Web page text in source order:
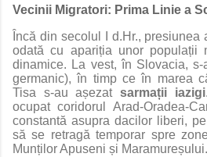
Vecinii Migratori: Prima Linie a
Încă din secolul I d.Hr.,
odată cu apariția unor populații
dinamice. La vest, în Slovacia,
germanic), în timp ce în marea
Tisa s-au așezat sarmații iazigi
ocupat coridorul Arad-Oradea-
constantă asupra dacilor liberi,
să se retragă temporar spre
Munților Apuseni și Maramureșului.